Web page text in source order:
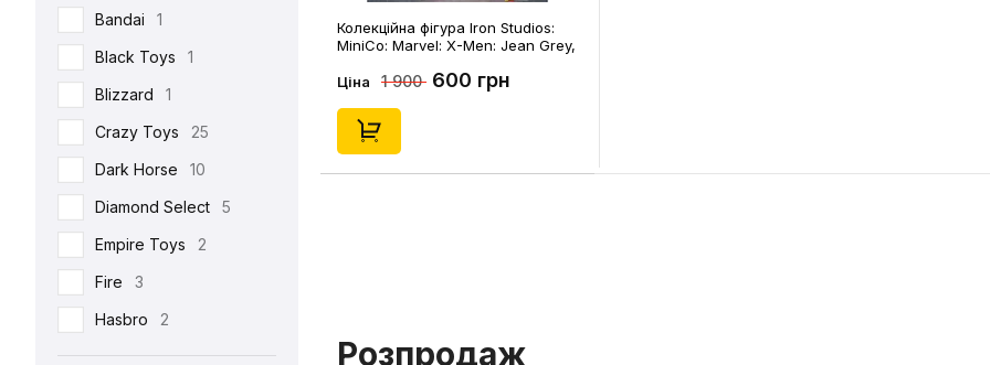
Bandai
1
Black Toys
1
Blizzard
1
Crazy Toys
25
Dark Horse
10
Diamond Select
5
Empire Toys
2
Fire
3
Hasbro
2
Hot Toys 93
Колекційна фігура Iron Studios:
MiniCo: Marvel: X-Men: Jean Grey,
Ціна 1 900 600 грн
Розпродаж